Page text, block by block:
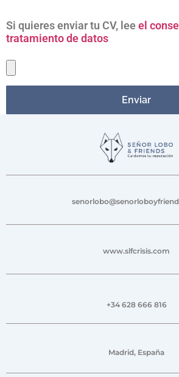
Si quieres enviar tu CV, lee el
tratamiento de datos
Enviar
www.slfcrisis.com
+34 628 666 816
Madrid, España